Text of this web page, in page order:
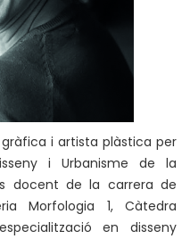
gràfica i artista plàstica per
i Urbanisme de la
docent de la carrera de
Morfologia 1, Càtedra
en disseny